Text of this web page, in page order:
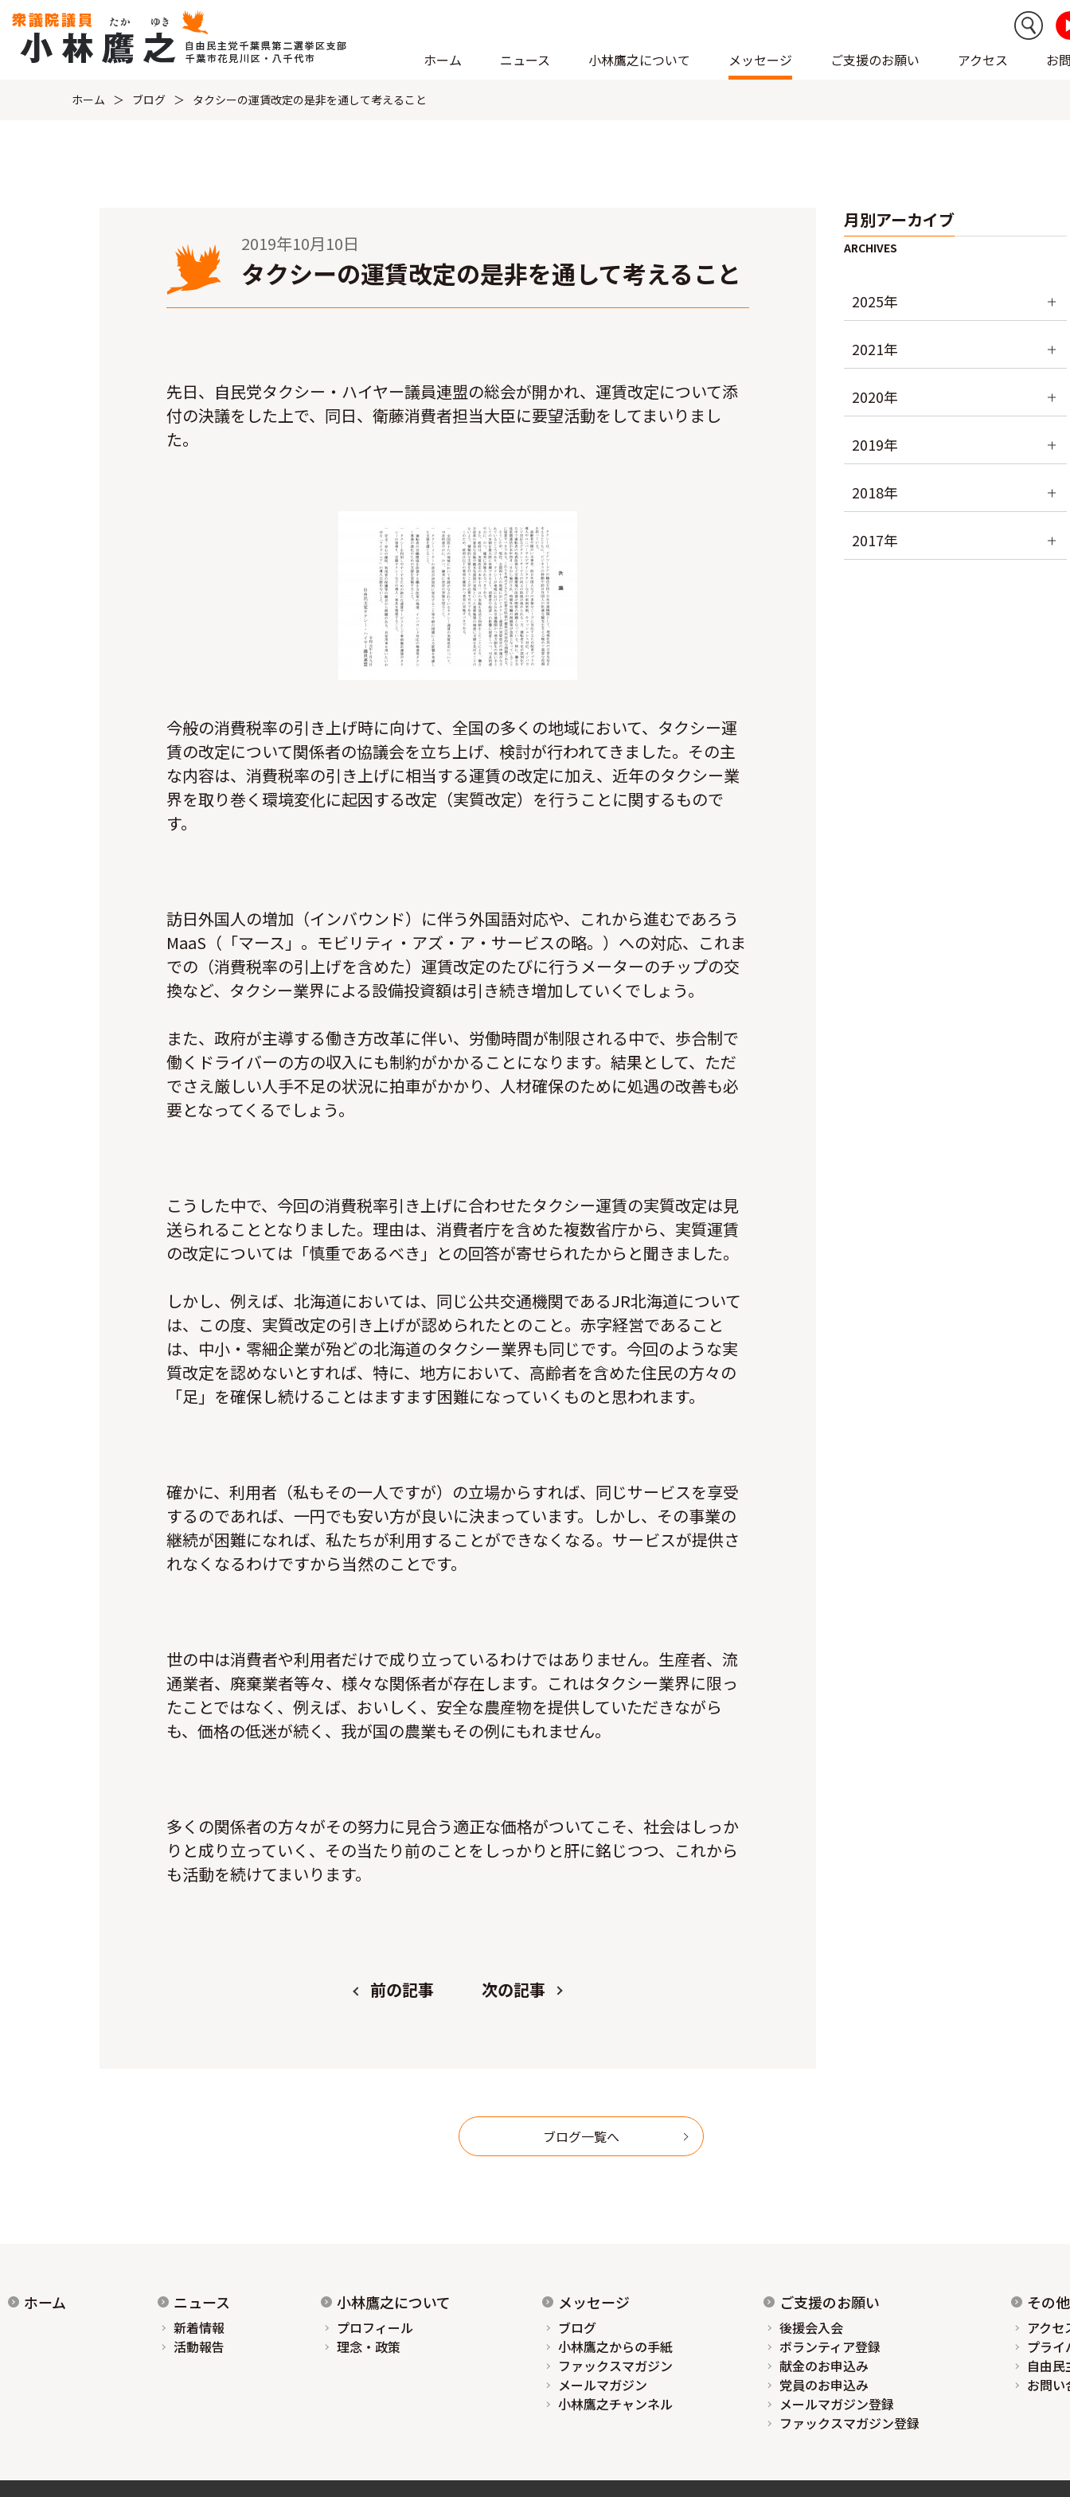
ホーム ニュース 小林鷹之について メッセージ ご支援のお願い アクセス お
ホーム ブログ タクシーの運賃改定の是非を通して考えること
2019年10月10日
タクシーの運賃改定の是非を通して考えること
先日、自民党タクシー・ハイヤー議員連盟の総会が開かれ、運賃改定について添
付の決議をした上で、同日、衛藤消費者担当大臣に要望活動をしてまいりまし
た。
今般の消費税率の引き上げ時に向けて、全国の多くの地域において、タクシー運
賃の改定について関係者の協議会を立ち上げ、検討が行われてきました。その主
な内容は、消費税率の引き上げに相当する運賃の改定に加え、近年のタクシー業
界を取り巻く環境変化に起因する改定（実質改定）を行うことに関するもので
す。
訪日外国人の増加（インバウンド）に伴う外国語対応や、これから進むであろう
MaaS（「マース」。モビリティ・アズ・ア・サービスの略。）への対応、これま
での（消費税率の引上げを含めた）運賃改定のたびに行うメーターのチップの交
換など、タクシー業界による設備投資額は引き続き増加していくでしょう。
また、政府が主導する働き方改革に伴い、労働時間が制限される中で、歩合制で
働くドライバーの方の収入にも制約がかかることになります。結果として、ただ
でさえ厳しい人手不足の状況に拍車がかかり、人材確保のために処遇の改善も必
要となってくるでしょう。
こうした中で、今回の消費税率引き上げに合わせたタクシー運賃の実質改定は見
送られることとなりました。理由は、消費者庁を含めた複数省庁から、実質運賃
の改定については「慎重であるべき」との回答が寄せられたからと聞きました。
しかし、例えば、北海道においては、同じ公共交通機関であるJR北海道について
は、この度、実質改定の引き上げが認められたとのこと。赤字経営であること
は、中小・零細企業が殆どの北海道のタクシー業界も同じです。今回のような実
質改定を認めないとすれば、特に、地方において、高齢者を含めた住民の方々の
「足」を確保し続けることはますます困難になっていくものと思われます。
確かに、利用者（私もその一人ですが）の立場からすれば、同じサービスを享受
するのであれば、一円でも安い方が良いに決まっています。しかし、その事業の
継続が困難になれば、私たちが利用することができなくなる。サービスが提供さ
れなくなるわけですから当然のことです。
世の中は消費者や利用者だけで成り立っているわけではありません。生産者、流
通業者、廃棄業者等々、様々な関係者が存在します。これはタクシー業界に限っ
たことではなく、例えば、おいしく、安全な農産物を提供していただきながら
も、価格の低迷が続く、我が国の農業もその例にもれません。
多くの関係者の方々がその努力に見合う適正な価格がついてこそ、社会はしっか
りと成り立っていく、その当たり前のことをしっかりと肝に銘じつつ、これから
も活動を続けてまいります。
前の記事 次の記事
月別アーカイブ
2025年
2021年
2020年
2019年
2018年
2017年
ブログ一覧へ
ホーム ニュース
新着情報
活動報告
小林鷹之について
プロフィール
理念・政策
メッセージ
ブログ
小林鷹之からの手紙
ファックスマガジン
メールマガジン
小林鷹之チャンネル
ご支援のお願い
後援会入会
ボランティア登録
献金のお申込み
党員のお申込み
メールマガジン登録
ファックスマガジン登録
その他
アクセ
プラ
自由民
お問い